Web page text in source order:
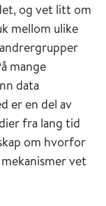
og vet litt om
mellom ulike
mange
data
er en del av
fra lang tid
om hvorfor
vet